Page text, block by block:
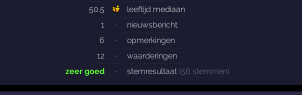
50.5
leeftijd mediaan
1
·
nieuwsbericht
6
·
opmerkingen
12
·
waarderingen
zeer goed
· stemresultaat (56 stemmen)